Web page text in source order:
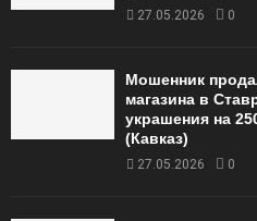
27.05.2026 0
Мошенник
магазина в
украшения на
(Кавказ)
27.05.2026 0